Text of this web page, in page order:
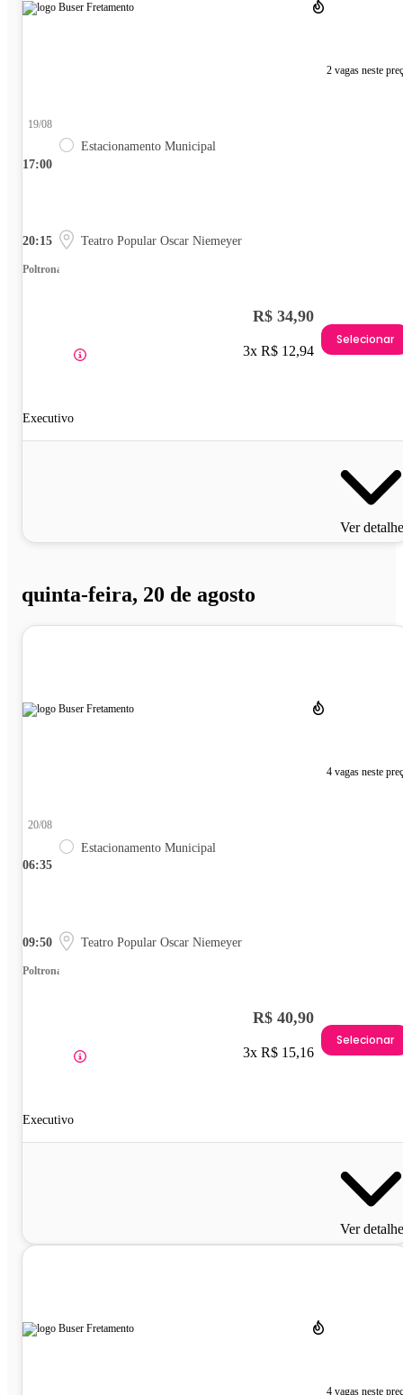
2 vagas neste
17:00
19/08
Estacionamento Municipal
20:15 Teatro Popular Oscar Niemeyer
Poltrona
Executivo
R$ 34,90
3x R$ 12,94
Selecionar
Ver
quinta-feira, 20 de agosto
4 vagas neste
06:35
20/08
Estacionamento Municipal
09:50 Teatro Popular Oscar Niemeyer
Poltrona
Executivo
R$ 40,90
3x R$ 15,16
Selecionar
Ver
4 vagas neste